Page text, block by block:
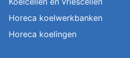
Horeca koelwerkbanken
Horeca koelingen